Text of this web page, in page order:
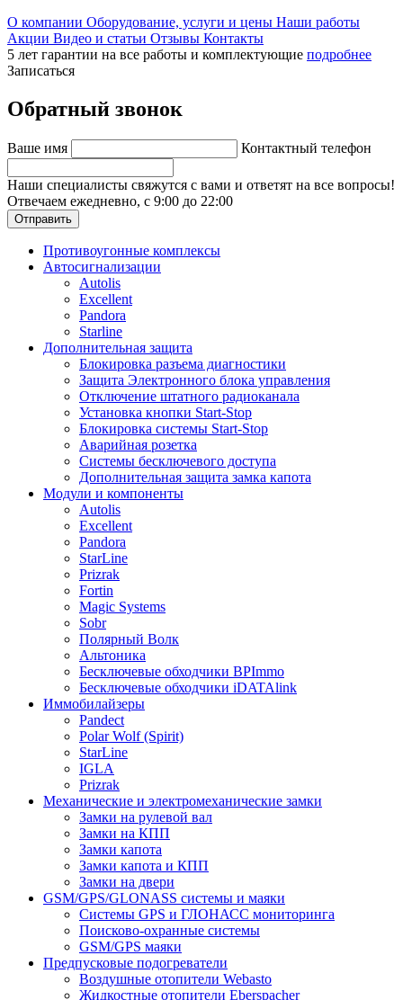
О компании Оборудование, услуги и цены Наши работы
Акции Видео и статьи Отзывы Контакты
5 лет гарантии на все работы и комплектующие подробнее
Записаться
Обратный звонок
Ваше имя Контактный телефон
Наши специалисты свяжутся с вами и ответят на все вопросы!
Отвечаем ежедневно, с 9:00 до 22:00
Отправить
Противоугонные комплексы
Автосигнализации
Autolis
Excellent
Pandora
Starline
Дополнительная защита
Блокировка разъема диагностики
Защита Электронного блока управления
Отключение штатного радиоканала
Установка кнопки Start-Stop
Блокировка системы Start-Stop
Аварийная розетка
Системы бесключевого доступа
Дополнительная защита замка капота
Модули и компоненты
Autolis
Excellent
Pandora
StarLine
Prizrak
Fortin
Magic Systems
Sobr
Полярный Волк
Альтоника
Бесключевые обходчики BPImmo
Бесключевые обходчики iDATAlink
Иммобилайзеры
Pandect
Polar Wolf (Spirit)
StarLine
IGLA
Prizrak
Механические и электромеханические замки
Замки на рулевой вал
Замки на КПП
Замки капота
Замки капота и КПП
Замки на двери
GSM/GPS/GLONASS системы и маяки
Системы GPS и ГЛОНАСС мониторинга
Поисково-охранные системы
GSM/GPS маяки
Предпусковые подогреватели
Воздушные отопители Webasto
Жидкостные отопители Eberspacher